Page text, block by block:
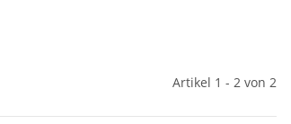
Artikel 1 - 2 von 2